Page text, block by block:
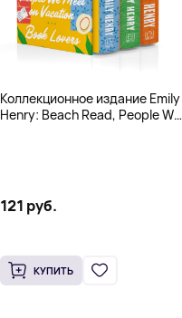
Коллекционное издание Emily
Henry: Beach Read, People We
121 руб.
КУПИТЬ